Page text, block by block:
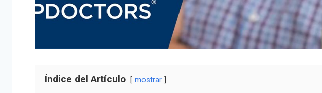
Índice del Artículo mostrar